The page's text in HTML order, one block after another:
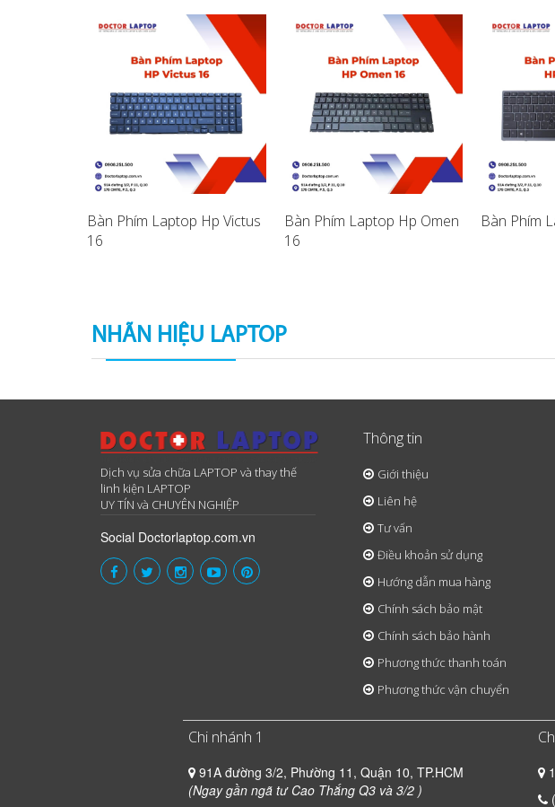
Bàn Phím Laptop Hp Victus
16
Bàn Phím Laptop Hp Omen
16
Bàn Phím
NHÃN HIỆU LAPTOP
Dịch vụ sửa chữa LAPTOP và thay thế
linh kiện LAPTOP
UY TÍN và CHUYÊN NGHIỆP
Social Doctorlaptop.com.vn
Thông tin
Giới thiệu
Liên hệ
Tư vấn
Điều khoản sử dụng
Hướng dẫn mua hàng
Chính sách bảo mật
Chính sách bảo hành
Phương thức thanh toán
Phương thức vận chuyển
Chi nhánh 1
91A đường 3/2, Phường 11, Quận 10, TP.HCM
(Ngay gần ngã tư Cao Thắng Q3 và 3/2 )